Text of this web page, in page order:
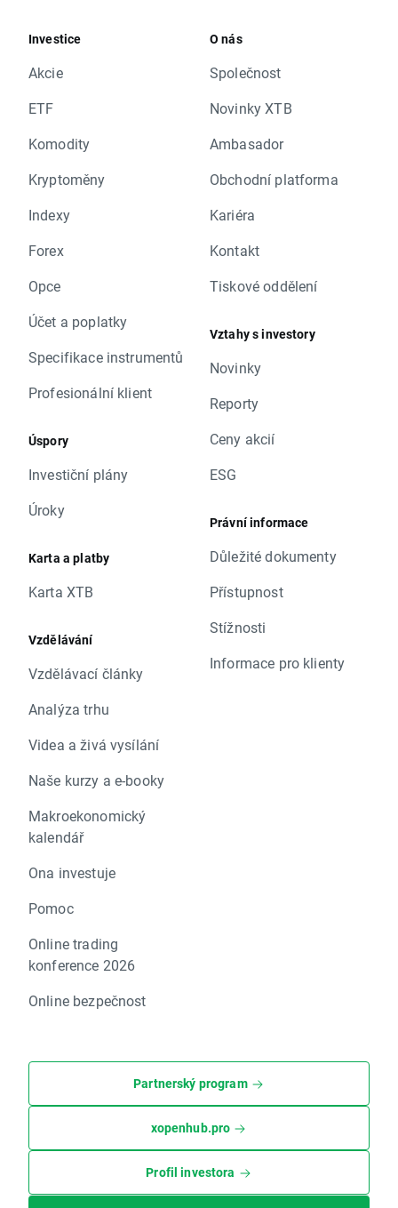
Investice
Akcie
ETF
Komodity
Kryptoměny
Indexy
Forex
Opce
Účet a poplatky
Specifikace instrumentů
Profesionální klient
Úspory
Investiční plány
Úroky
Karta a platby
Karta XTB
Vzdělávání
Vzdělávací články
Analýza trhu
Videa a živá vysílání
Naše kurzy a e-booky
Makroekonomický
kalendář
Ona investuje
Pomoc
Online trading
konference 2026
Online bezpečnost
O nás
Společnost
Novinky XTB
Ambasador
Obchodní platforma
Kariéra
Kontakt
Tiskové oddělení
Vztahy s investory
Novinky
Reporty
Ceny akcií
ESG
Právní informace
Důležité dokumenty
Přístupnost
Stížnosti
Informace pro klienty
Partnerský program
xopenhub.pro
Profil investora